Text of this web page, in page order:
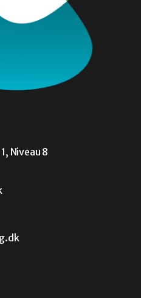
Niveau 8